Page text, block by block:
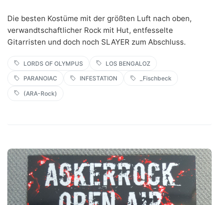
Die besten Kostüme mit der größten Luft nach oben,
verwandtschaftlicher Rock mit Hut, entfesselte
Gitarristen und doch noch SLAYER zum Abschluss.
LORDS OF OLYMPUS LOS BENGALOZ
PARANOIAC INFESTATION _Fischbeck
(ARA-Rock)